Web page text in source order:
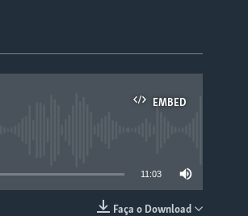
EMBED
11:03
Faça o Download